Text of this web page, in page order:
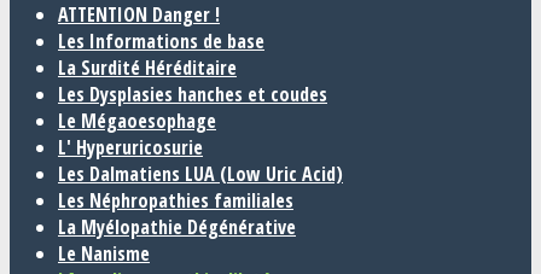
ATTENTION Danger !
Les Informations de base
La Surdité Héréditaire
Les Dysplasies hanches et coudes
Le Mégaoesophage
L' Hyperuricosurie
Les Dalmatiens LUA (Low Uric Acid)
Les Néphropathies familiales
La Myélopathie Dégénérative
Le Nanisme